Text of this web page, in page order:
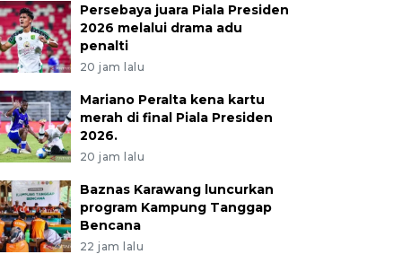
Persebaya juara Piala Presiden
2026 melalui drama adu
penalti
20 jam lalu
Mariano Peralta kena kartu
merah di final Piala Presiden
2026.
20 jam lalu
Baznas Karawang luncurkan
program Kampung Tanggap
Bencana
22 jam lalu